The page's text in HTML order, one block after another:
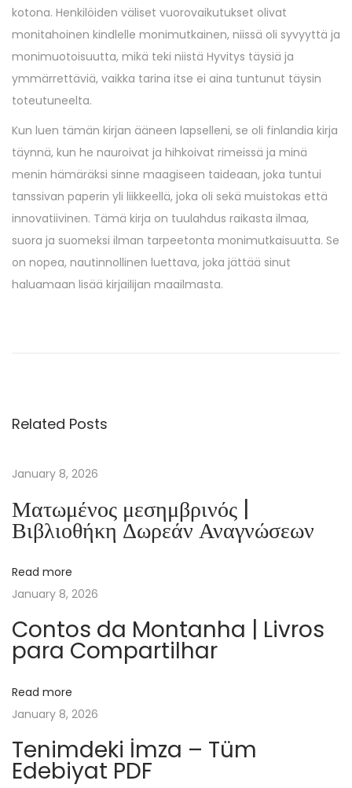
kotona. Henkilöiden väliset vuorovaikutukset olivat
monitahoinen kindlelle monimutkainen, niissä oli syvyyttä ja
monimuotoisuutta, mikä teki niistä Hyvitys täysiä ja
ymmärrettäviä, vaikka tarina itse ei aina tuntunut täysin
toteutuneelta.
Kun luen tämän kirjan ääneen lapselleni, se oli finlandia kirja​
täynnä, kun he nauroivat ja hihkoivat rimeissä ja minä
menin hämäräksi sinne maagiseen taideaan, joka tuntui
tanssivan paperin yli liikkeellä, joka oli sekä muistokas että
innovatiivinen. Tämä kirja on tuulahdus raikasta ilmaa,
suora ja suomeksi ilman tarpeetonta monimutkaisuutta. Se
on nopea, nautinnollinen luettava, joka jättää sinut
haluamaan lisää kirjailijan maailmasta.
k
D
r
W
c
h
t
e
r
:
R
m
a
Related Posts
January 8, 2026
Ματωμένος μεσημβρινός |
Βιβλιοθήκη Δωρεάν Αναγνώσεων
Read more
January 8, 2026
Contos da Montanha | Livros
para Compartilhar
Read more
January 8, 2026
Tenimdeki İmza – Tüm
Edebiyat PDF